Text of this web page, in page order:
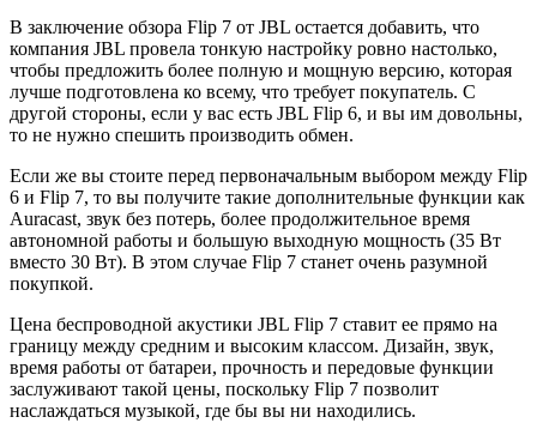
В заключение обзора Flip 7 от JBL остается добавить, что
компания JBL провела тонкую настройку ровно настолько,
чтобы предложить более полную и мощную версию, которая
лучше подготовлена ко всему, что требует покупатель. С
другой стороны, если у вас есть JBL Flip 6, и вы им довольны,
то не нужно спешить производить обмен.
Если же вы стоите перед первоначальным выбором между Flip
6 и Flip 7, то вы получите такие дополнительные функции как
Auracast, звук без потерь, более продолжительное время
автономной работы и большую выходную мощность (35 Вт
вместо 30 Вт). В этом случае Flip 7 станет очень разумной
покупкой.
Цена беспроводной акустики JBL Flip 7 ставит ее прямо на
границу между средним и высоким классом. Дизайн, звук,
время работы от батареи, прочность и передовые функции
заслуживают такой цены, поскольку Flip 7 позволит
наслаждаться музыкой, где бы вы ни находились.